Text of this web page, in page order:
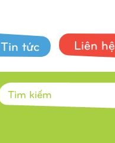
Tin tức Liên hệ